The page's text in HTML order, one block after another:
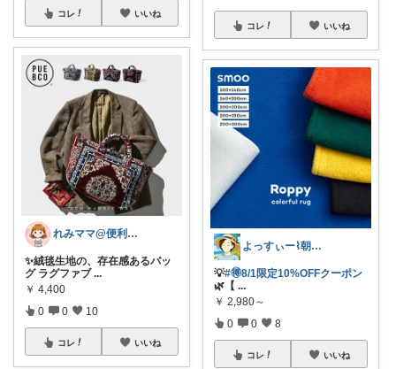
コレ いいね
れみママ@便利雑貨¸¸kids
✨絨毯生地の、存在感あるバッ
グ ラグファブ ...
￥ 4,400
0 0 10
コレ いいね
コレ いいね
よっすぃー⌇朝コレ☀楽しい暮らし😇
💡#🉐8/1限定10%OFFクーポン
🌿【 ...
￥ 2,980～
0 0 8
コレ いいね